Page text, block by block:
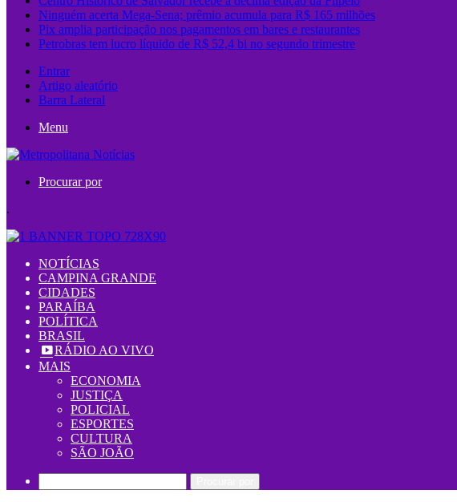
Ninguém acerta Mega-Sena; prêmio acumula para R$ 165 milhões
Pix amplia participação nos pagamentos em bares e restaurantes
Petrobras tem lucro líquido de R$ 52,4 bi no segundo trimestre
Entrar
Artigo aleatório
Barra Lateral
Menu
Procurar por
.
NOTÍCIAS
CAMPINA GRANDE
CIDADES
PARAÍBA
POLÍTICA
BRASIL
RÁDIO AO VIVO
MAIS
ECONOMIA
JUSTIÇA
POLICIAL
ESPORTES
CULTURA
SÃO JOÃO